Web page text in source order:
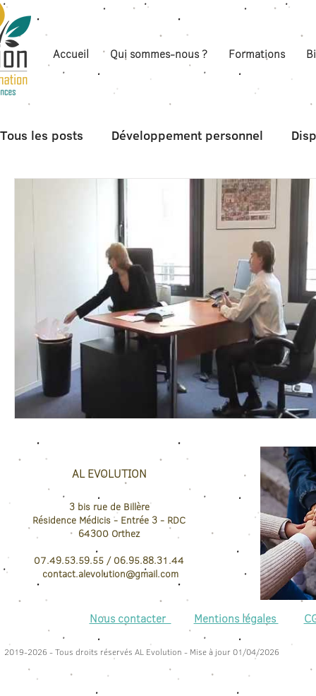
Accueil Qui sommes-nous ? Formations
Tous les posts Développement personnel
AL EVOLUTION
3 bis rue de Billère
Résidence Médicis - Entrée 3 - RDC
64300 Orthez
07.49.53.59.55 / 06.95.88.31.44
contact.alevolution@gmail.com
Nous contacter Mentions légales
2019-2026 - Tous droits réservés AL Evolution - Mise à jour 01/04/2026